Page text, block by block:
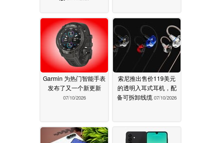
Garmin 为热门智能手表
发布了又一个新更新
07/10/2026
索尼推出售价119美元
的透明入耳式耳机，配
备可拆卸线缆 07/10/2026